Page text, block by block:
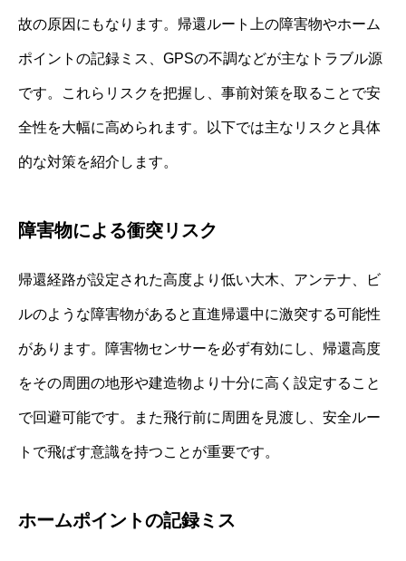
故の原因にもなります。帰還ルート上の障害物やホーム
ポイントの記録ミス、GPSの不調などが主なトラブル源
です。これらリスクを把握し、事前対策を取ることで安
全性を大幅に高められます。以下では主なリスクと具体
的な対策を紹介します。
障害物による衝突リスク
帰還経路が設定された高度より低い大木、アンテナ、ビ
ルのような障害物があると直進帰還中に激突する可能性
があります。障害物センサーを必ず有効にし、帰還高度
をその周囲の地形や建造物より十分に高く設定すること
で回避可能です。また飛行前に周囲を見渡し、安全ルー
トで飛ばす意識を持つことが重要です。
ホームポイントの記録ミス